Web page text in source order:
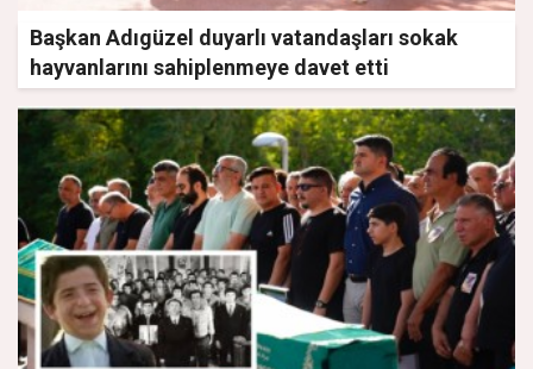
Başkan Adıgüzel duyarlı vatandaşları sokak
hayvanlarını sahiplenmeye davet etti